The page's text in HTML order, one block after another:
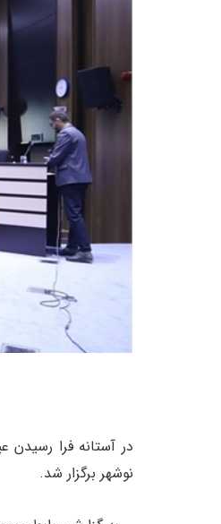
در آستانه فرا
نوشهر برگزار شد.